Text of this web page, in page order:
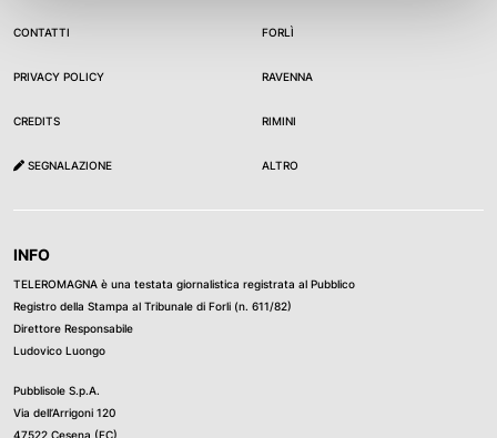
operative precise, il rischio – secondo molti – è che si
rimanere sulla carta.
CONTATTI
PRIVACY POLICY
CREDITS
SEGNALAZIONE
FORLÌ
RAVENNA
RIMINI
ALTRO
INFO
TELEROMAGNA è una testata giornalistica registrata al Pubblico
Registro della Stampa al Tribunale di Forli (n. 611/82)
Direttore Responsabile
Ludovico Luongo
Pubblisole S.p.A.
Via dell’Arrigoni 120
47522 Cesena (FC)